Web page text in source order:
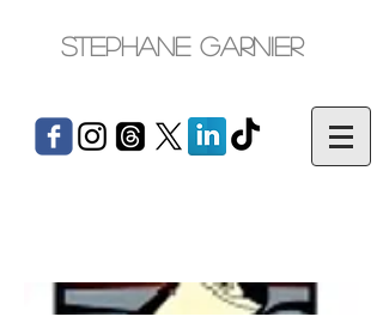
Stephane Garnier